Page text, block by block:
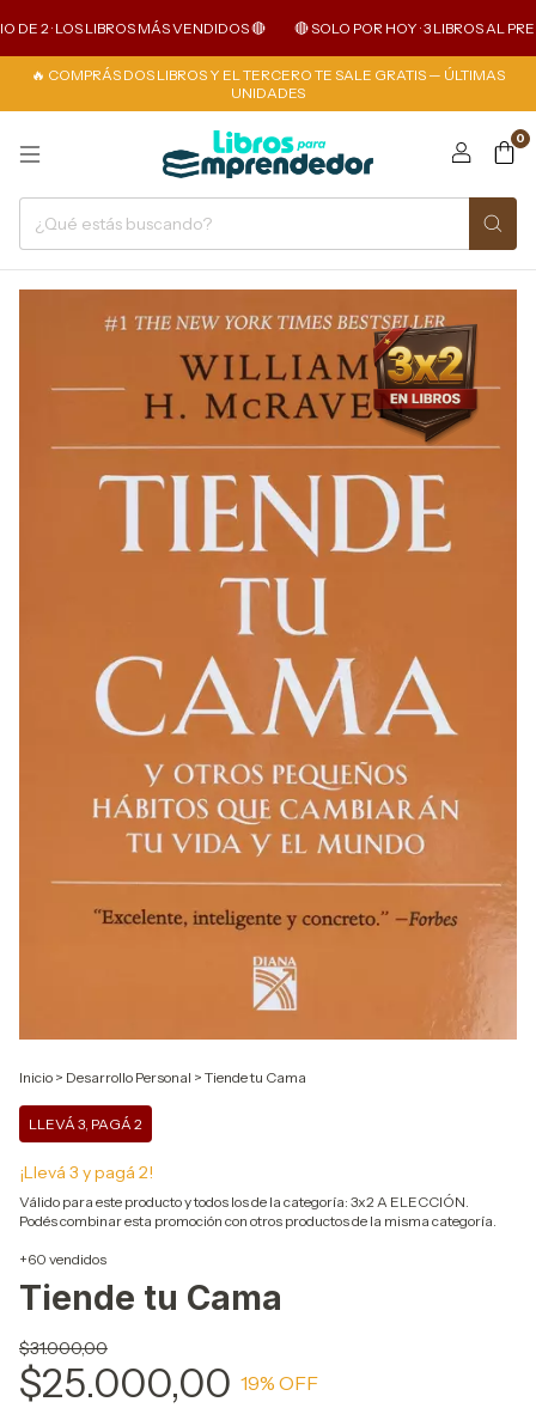
2 · LOS LIBROS MÁS VENDIDOS 🔴 🔴 SOLO POR HOY · 3 LIBROS AL
🔥 COMPRÁS DOS LIBROS Y EL TERCERO TE SALE GRATIS — ÚLTIMAS
UNIDADES
0
Inicio > Desarrollo Personal > Tiende tu Cama
LLEVÁ 3, PAGÁ 2
¡Llevá 3 y pagá 2!
Válido para este producto y todos los de la categoría: 3x2 A ELECCIÓN.
Podés combinar esta promoción con otros productos de la misma categoría.
+60 vendidos
Tiende tu Cama
$31.000,00
$25.000,00 19% OFF